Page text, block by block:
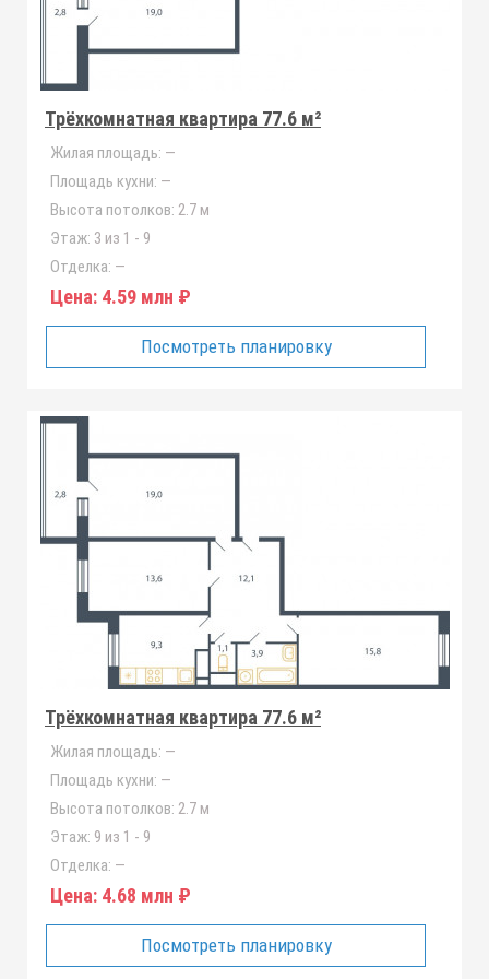
Трёхкомнатная квартира 77.6 м²
Жилая площадь: —
Площадь кухни: —
Высота потолков: 2.7 м
Этаж: 3 из 1 - 9
Отделка: —
Цена: 4.59 млн ₽
Посмотреть планировку
Трёхкомнатная квартира 77.6 м²
Жилая площадь: —
Площадь кухни: —
Высота потолков: 2.7 м
Этаж: 9 из 1 - 9
Отделка: —
Цена: 4.68 млн ₽
Посмотреть планировку